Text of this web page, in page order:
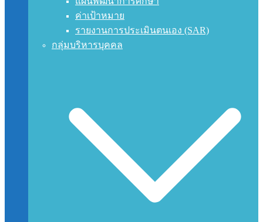
ค่าเป้าหมาย
รายงานการประเมินตนเอง (SAR)
กลุ่มบริหารบุคคล